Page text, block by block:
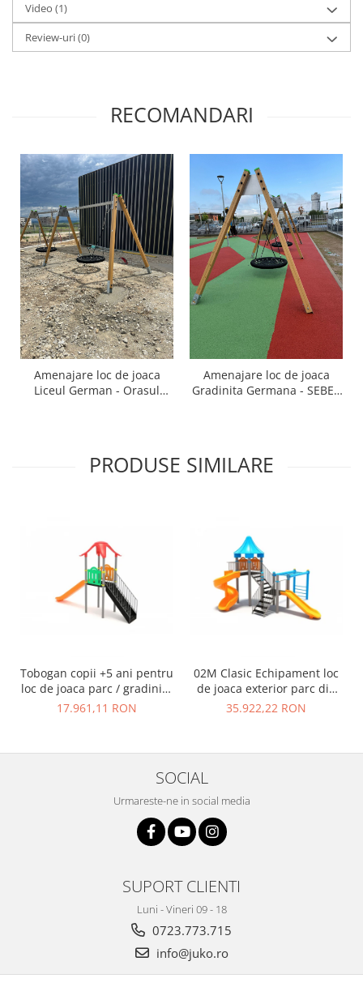
Video (1)
Review-uri(0)
RECOMANDARI
Amenajare loc de joaca
Liceul German - Orasul
Amenajare loc de joaca
Gradinita Germana - SEBES
PRODUSE SIMILARE
Tobogan copii +5 ani pentru
loc de joaca parc / gradinita
- 01M
17.961,11 RON
02M Clasic Echipament loc
de joaca exterior parc din
metal cu Scara 2 Tobogane
35.922,22 RON
SOCIAL
Urmareste-ne in social media
SUPORT CLIENTI
Luni - Vineri 09 - 18
0723.773.715
info@juko.ro